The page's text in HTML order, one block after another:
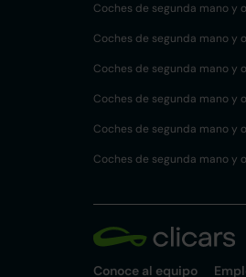
Coches de segunda mano y
Coches de segunda mano y
Coches de segunda mano y
Coches de segunda mano y
Coches de segunda mano y
Coches de segunda mano y
Conoce al equipo